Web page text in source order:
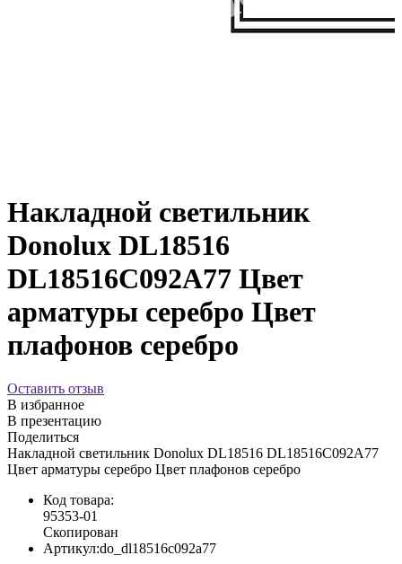
Накладной светильник
Donolux DL18516
DL18516C092A77 Цвет
арматуры серебро Цвет
плафонов серебро
Оставить отзыв
В избранное
В презентацию
Поделиться
Накладной светильник Donolux DL18516 DL18516C092A77
Цвет арматуры серебро Цвет плафонов серебро
Код товара:
95353-01
Скопирован
Артикул:do_dl18516c092a77